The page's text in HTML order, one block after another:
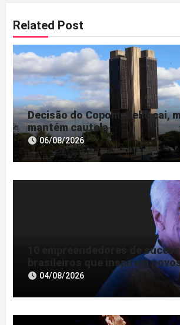
Related Post
Decisão do Copom: Selic cai,
mantém cautela
06/08/2026
10 empreendedores de
brasileiros que inspiram
04/08/2026